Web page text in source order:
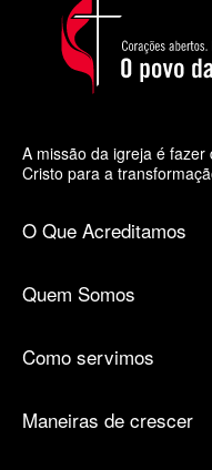
A missão da igreja é
Cristo para a
O Que Acreditamos
Quem Somos
Como servimos
Maneiras de crescer